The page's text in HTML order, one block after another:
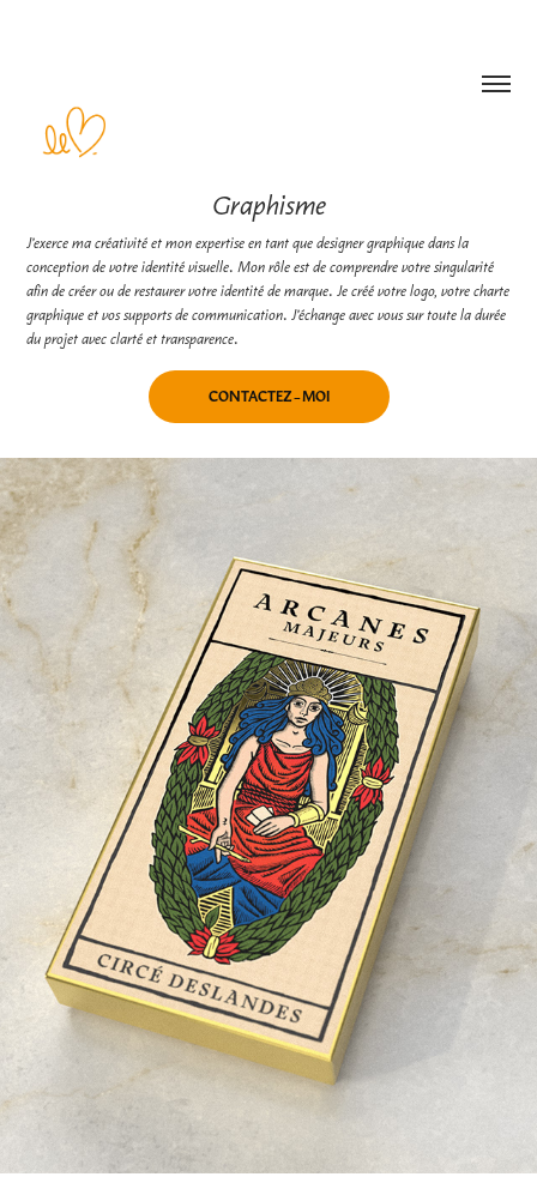
Graphisme
J’exerce ma créativité et mon expertise en tant que designer graphique dans la
conception de votre identité visuelle. Mon rôle est de comprendre votre singularité
afin de créer ou de restaurer votre identité de marque. Je créé votre logo, votre charte
graphique et vos supports de communication. J’échange avec vous sur toute la durée
du projet avec clarté et transparence.
CONTACTEZ-MOI
Arcanes Majeurs